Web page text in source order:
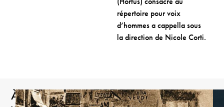
répertoire pour voix
d’hommes a cappella sous
la direction de Nicole Corti.
À